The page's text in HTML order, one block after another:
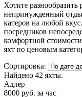
Хотите
непринужденный
катеров на любой
посредников
комфортной
яхт по ценовым
Сортировка:
Найдено 42 яхты.
Адлер
8000 руб. за час